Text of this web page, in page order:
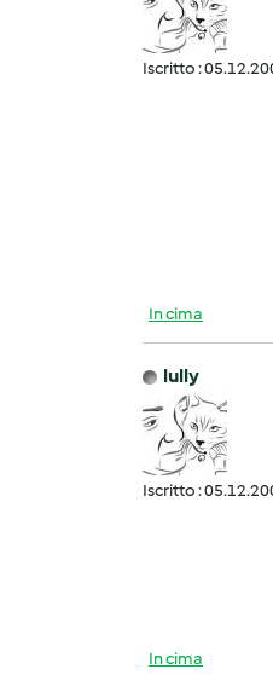
Iscritto :
In cima
lully
Iscritto :
In cima